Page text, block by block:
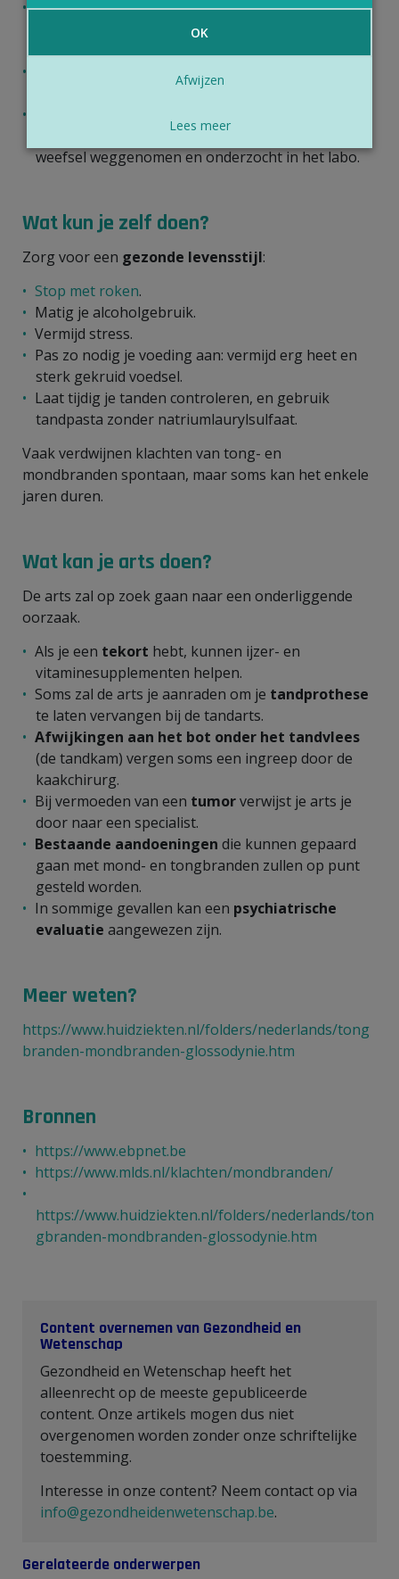
De arts zal jemond, tong, tanden en keel
. Vaak volstaat dit om tot een
bloedonderzoek
onderliggende oorzaak te vinden.
genomen. Hierbij wordt een stukje
weefsel weggenomen en onderzocht in het labo.
Wat kun je zelf doen?
Zorg voor een gezonde levensstijl:
Stop met roken.
Matig je alcoholgebruik.
Vermijd stress.
Pas zo nodig je voeding aan: vermijd erg heet en
sterk gekruid voedsel.
Laat tijdig je tanden controleren, en gebruik
tandpasta zonder natriumlaurylsulfaat.
Vaak verdwijnen klachten van tong- en
mondbranden spontaan, maar soms kan het enkele
jaren duren.
Wat kan je arts doen?
De arts zal op zoek gaan naar een onderliggende
oorzaak.
Als je een tekort hebt, kunnen ijzer- en
vitaminesupplementen helpen.
Soms zal de arts je aanraden om je tandprothese
te laten vervangen bij de tandarts.
Afwijkingen aan het bot onder het tandvlees
(de tandkam) vergen soms een ingreep door de
kaakchirurg.
Bij vermoeden van een tumorverwijst je arts je
door naar een specialist.
Bestaande aandoeningen die kunnen gepaard
gaan met mond- en tongbranden zullen op punt
gesteld worden.
In sommige gevallen kan een psychiatrische
evaluatie aangewezen zijn.
Meer weten?
https://www.huidziekten.nl/folders/nederlands/tong
branden-mondbranden-glossodynie.htm
Bronnen
https://www.ebpnet.be
https://www.mlds.nl/klachten/mondbranden/
https://www.huidziekten.nl/folders/nederlands/ton
gbranden-mondbranden-glossodynie.htm
Content overnemen van Gezondheid en
Wetenschap
Gezondheid en Wetenschap heeft het
alleenrecht op de meeste gepubliceerde
content. Onze artikels mogen dus niet
overgenomen worden zonder onze schriftelijke
toestemming.
Interesse in onze content? Neem contact op via
info@gezondheidenwetenschap.be.
Gerelateerde onderwerpen
OK
Afwijzen
Lees meer